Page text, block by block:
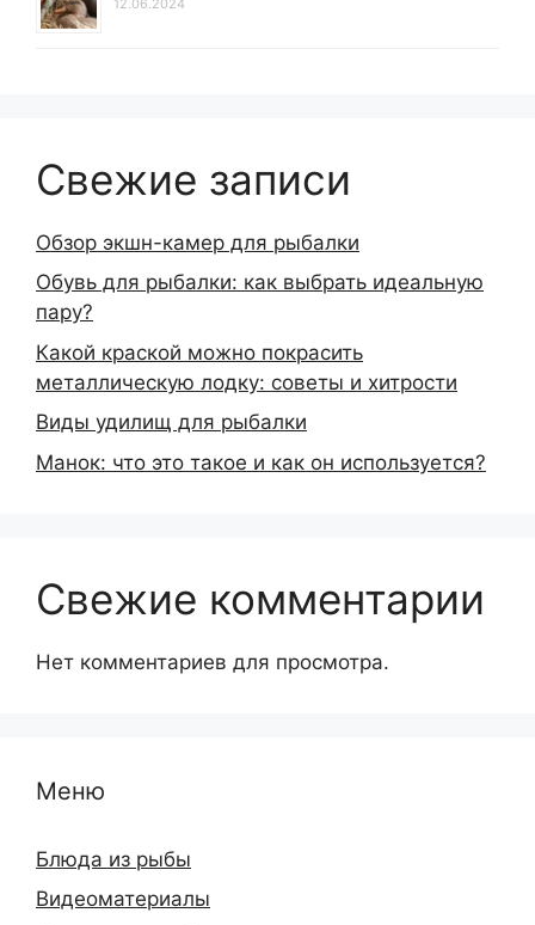
Свежие записи
Обзор экшн-камер для рыбалки
Обувь для рыбалки: как выбрать идеальную
пару?
Какой краской можно покрасить
металлическую лодку: советы и хитрости
Виды удилищ для рыбалки
Манок: что это такое и как он используется?
Свежие комментарии
Нет комментариев для просмотра.
Меню
Блюда из рыбы
Видеоматериалы